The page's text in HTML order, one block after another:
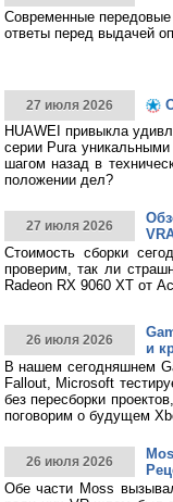
Современные
ответы перед выдачей
27 июля 2026
HUAWEI привыкла
серии Pura
шагом назад в
положении дел?
27 июля 2026
Стоимость сборки
проверим, так ли
Radeon RX 9060 XT от
26 июля 2026
и
В нашем сегодняшнем
Fallout, Microsoft
без пересборки
поговорим о будущем
26 июля 2026
Обе части Moss